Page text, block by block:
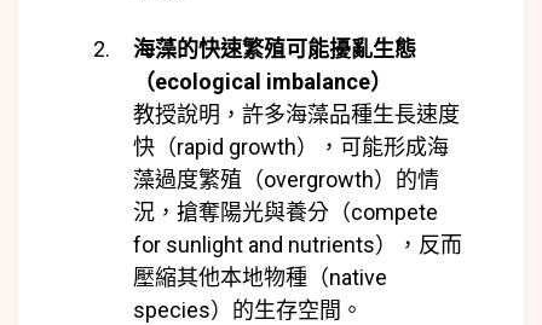
海藻的快速繁殖可能擾亂生態
（ecological imbalance）
教授說明，許多海藻品種生長速度
快（rapid growth），可能形成海
藻過度繁殖（overgrowth）的情
況，搶奪陽光與養分（compete
for sunlight and nutrients），反而
壓縮其他本地物種（native
species）的生存空間。